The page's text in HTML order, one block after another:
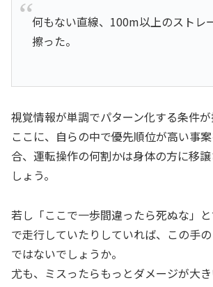
何もない直線、100m以上のストレ
擦った。
視覚情報が単調でパターン化する条件が
ここに、自らの中で優先順位が高い事
合、運転操作の何割かは身体の方に移
しょう。
若し「ここで一歩間違ったら死ぬな」
で走行していたりしていれば、この手
ではないでしょうか。
尤も、ミスったらもっとダメージが大